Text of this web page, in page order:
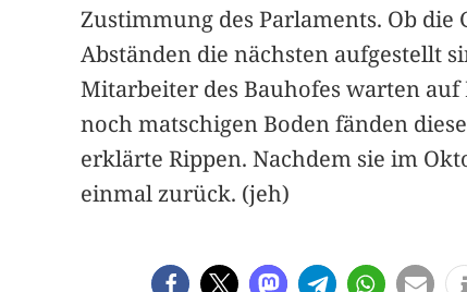
Zustimmung des Parlaments. Ob
Abständen die nächsten aufgestellt
Mitarbeiter des Bauhofes warten
noch matschigen Boden fänden
erklärte Rippen. Nachdem sie im
einmal zurück. (jeh)